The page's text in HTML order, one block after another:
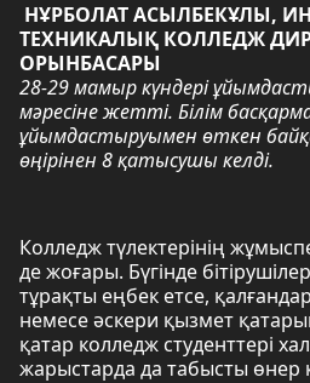
НҰРБОЛАТ АСЫЛБЕКҰЛЫ,
ТЕХНИКАЛЫҚ КОЛЛЕДЖ
ОРЫНБАСАРЫ
28-29 мамыр күндері
мәресіне жетті. Білім
ұйымдастыруымен өткен
өңірінен 8 қатысушы келді.
Колледж түлектерінің
де жоғары. Бүгінде
тұрақты еңбек етсе,
немесе әскери қызмет
қатар колледж студенттері
жарыстарда да табысты өнер